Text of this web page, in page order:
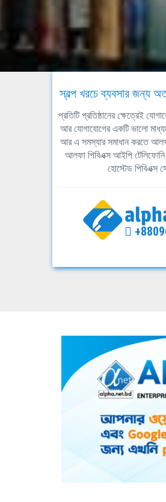
স্বল্প খরচে ব্যবসার জন্য
প্রতিটি প্রতিষ্ঠানের ক্ষেত্রেই
আর যোগাযোগের একটি ভালো
আর এ সমস্যার সমাধান করতে
আলফা পিবিএক্স আইপি টেলিফোনি
হোস্টেড পিবিএক্স